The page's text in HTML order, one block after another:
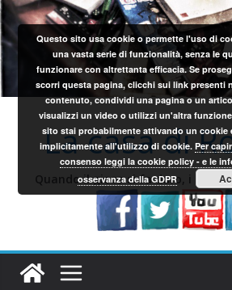
Salta
al
contenuto
La casa di
Quando il gioco si fa duro, i sardi
Questo sito usa cookie o permette l'uso di
una vasta serie di funzionalità, senza le
funzionare con altrettanta efficacia. Se
scorri questa pagina, clicchi sui link presenti
contenuto, condividi una pagina o un
visualizzi un video o utilizzi un'altra
sito stai probabilmente attivando un cookie
implicitamente all'utilizzo di cookie.Per
consenso leggi la cookie policy - e le
osservanza della GDPR